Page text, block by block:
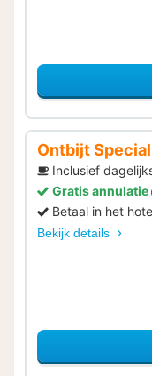
Ontbijt Special
Inclusief
Gratis annulatie
Betaal in het
Bekijk details